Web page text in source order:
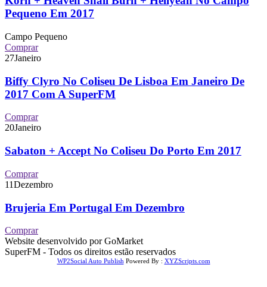
Pequeno Em 2017
Campo Pequeno
Comprar
27Janeiro
Biffy Clyro No Coliseu De Lisboa Em Janeiro De
2017 Com A SuperFM
Comprar
20Janeiro
Sabaton + Accept No Coliseu Do Porto Em 2017
Comprar
11Dezembro
Brujeria Em Portugal Em Dezembro
Comprar
Website desenvolvido por GoMarket
SuperFM - Todos os direitos estão reservados
WP2Social Auto Publish Powered By : XYZScripts.com